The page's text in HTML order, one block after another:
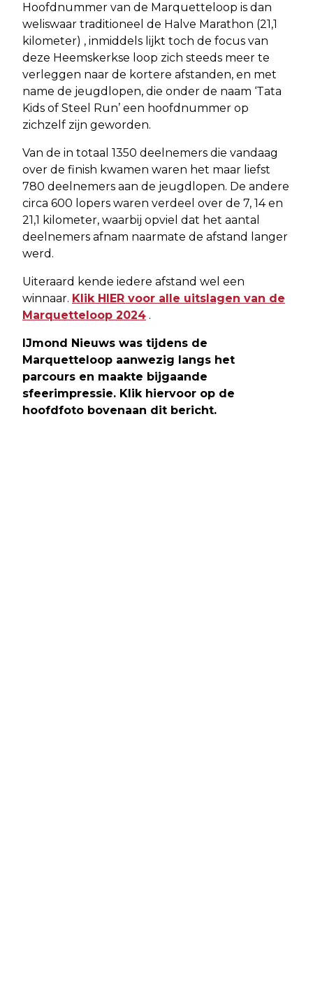
Hoofdnummer van de Marquetteloop is dan
weliswaar traditioneel de Halve Marathon (21,1
kilometer) , inmiddels lijkt toch de focus van
deze Heemskerkse loop zich steeds meer te
verleggen naar de kortere afstanden, en met
name de jeugdlopen, die onder de naam ‘Tata
Kids of Steel Run’ een hoofdnummer op
zichzelf zijn geworden.
Van de in totaal 1350 deelnemers die vandaag
over de finish kwamen waren het maar liefst
780 deelnemers aan de jeugdlopen. De andere
circa 600 lopers waren verdeel over de 7, 14 en
21,1 kilometer, waarbij opviel dat het aantal
deelnemers afnam naarmate de afstand langer
werd.
Uiteraard kende iedere afstand wel een
winnaar. Klik HIER voor alle uitslagen van de
Marquetteloop 2024 .
IJmond Nieuws was tijdens de
Marquetteloop aanwezig langs het
parcours en maakte bijgaande
sfeerimpressie. Klik hiervoor op de
hoofdfoto bovenaan dit bericht.